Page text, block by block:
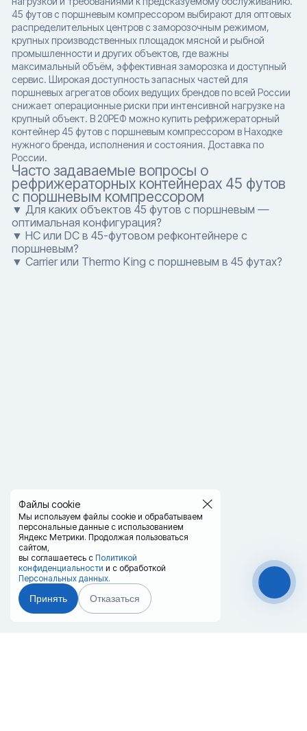
Файлы cookie
Мы используем файлы cookie и обрабатываем
персональные данные с использованием
Яндекс Метрики. Продолжая пользоваться
сайтом,
вы соглашаетесь с Политикой
конфиденциальности и с обработкой
Персональных данных.
Принять Отказаться
45 футов с поршневым компрессором выбирают для оптовых
распределительных центров с заморозочным режимом,
крупных производственных площадок мясной и рыбной
промышленности и других объектов, где важны
максимальный объём, эффективная заморозка и доступный
сервис. Широкая доступность запасных частей для
поршневых агрегатов обоих ведущих брендов по всей России
снижает операционные риски при интенсивной нагрузке на
крупный объект. В 20РЕФ можно купить рефрижераторный
контейнер 45 футов с поршневым компрессором в Находке
нужного бренда, исполнения и состояния. Доставка по
России.
Часто задаваемые вопросы о
рефрижераторных контейнерах 45 футов
с поршневым компрессором
▼ Для каких объектов 45 футов с поршневым —
оптимальная конфигурация?
▼ HC или DC в 45-футовом рефконтейнере с
поршневым?
▼ Carrier или Thermo King с поршневым в 45 футах?